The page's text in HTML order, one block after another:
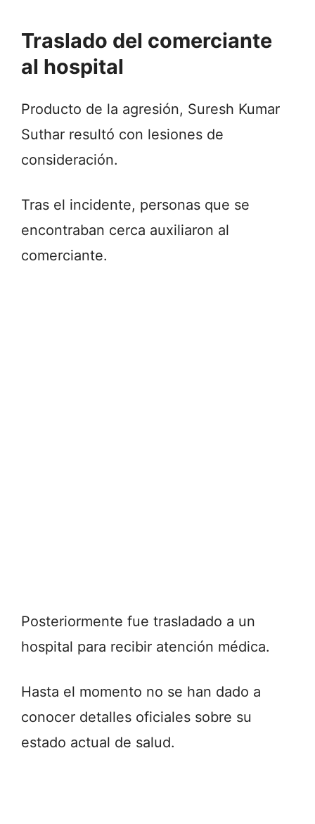
Traslado del comerciante
al hospital
Producto de la agresión, Suresh Kumar
Suthar resultó con lesiones de
consideración.
Tras el incidente, personas que se
encontraban cerca auxiliaron al
comerciante.
Posteriormente fue trasladado a un
hospital para recibir atención médica.
Hasta el momento no se han dado a
conocer detalles oficiales sobre su
estado actual de salud.